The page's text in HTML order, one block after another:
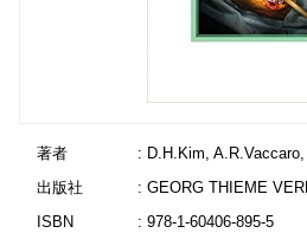
著者
: D.H.Kim,
出版社
: GEORG THIEME
ISBN
: 978-1-60406-895-5